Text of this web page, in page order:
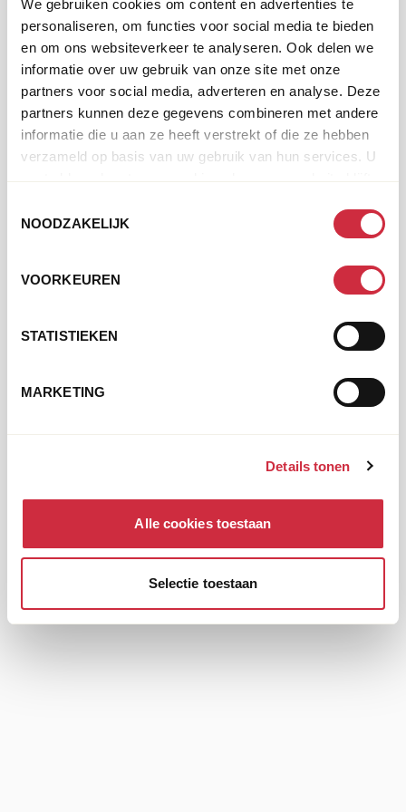
We gebruiken cookies om content en advertenties te
personaliseren, om functies voor social media te bieden
en om ons websiteverkeer te analyseren. Ook delen we
informatie over uw gebruik van onze site met onze
partners voor social media, adverteren en analyse. Deze
partners kunnen deze gegevens combineren met andere
informatie die u aan ze heeft verstrekt of die ze hebben
verzameld op basis van uw gebruik van hun services. U
NOODZAKELIJK
VOORKEUREN
STATISTIEKEN
MARKETING
Details tonen
Alle cookies toestaan
Selectie toestaan
Onze partner Caritas Venezuela is direct in actie
gekomen. Via een landelijk netwerk van
vrijwilligers zorgen we samen voor:
schoon drinkwater
voedselpakketten
medische eerste hulp